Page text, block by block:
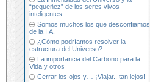
“pequeñez” de los seres vivos
inteligentes
Somos muchos los que desconfiamos
de la I.A.
¿Cómo podríamos resolver la
estructura del Universo?
La importancia del Carbono para la
Vida y otros
Cerrar los ojos y… ¡Viajar.. tan lejos!